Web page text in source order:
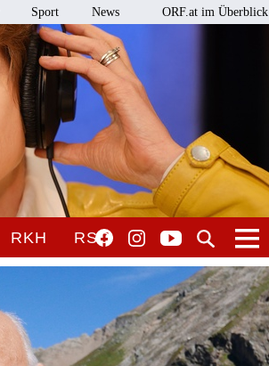
Sport News ORF.at im Überblick
RKH RSO